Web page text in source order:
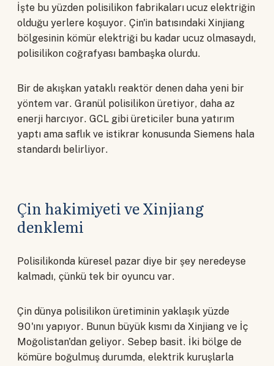
İşte bu yüzden polisilikon fabrikaları ucuz elektriğin
olduğu yerlere koşuyor. Çin'in batısındaki Xinjiang
bölgesinin kömür elektriği bu kadar ucuz olmasaydı,
polisilikon coğrafyası bambaşka olurdu.
Bir de akışkan yataklı reaktör denen daha yeni bir
yöntem var. Granül polisilikon üretiyor, daha az
enerji harcıyor. GCL gibi üreticiler buna yatırım
yaptı ama saflık ve istikrar konusunda Siemens hala
standardı belirliyor.
Çin hakimiyeti ve Xinjiang
denklemi
Polisilikonda küresel pazar diye bir şey neredeyse
kalmadı, çünkü tek bir oyuncu var.
Çin dünya polisilikon üretiminin yaklaşık yüzde
90'ını yapıyor. Bunun büyük kısmı da Xinjiang ve İç
Moğolistan'dan geliyor. Sebep basit. İki bölge de
kömüre boğulmuş durumda, elektrik kuruşlarla